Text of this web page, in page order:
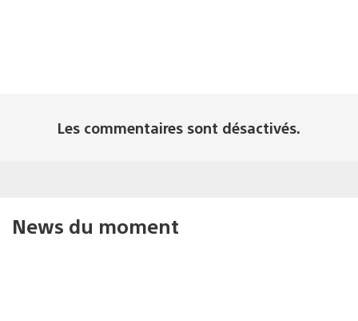
Les commentaires sont désactivés.
News du moment